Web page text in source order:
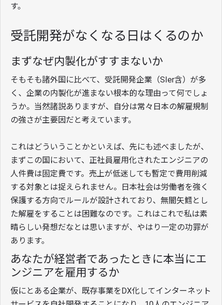
す。
受託開発がなくなる日はくるのか
まずなぜ内製化がすすまないか
そもそも諸外国に比べて、受託開発企業（SIer含）が多
く、企業の内製化が進まない根本的な理由って何でしょ
うか。当然諸説ありますが、自分は常々日本の解雇規制
の強さが主要因だと考えています。
これはどういうことかといえば、先にも述べましたが、
まずこの国において、正社員雇用化されたエンジニアの
人件費は固定費です。売上が低迷しても暫定で費用削減
する対象とは捉えられません。日本社会は労働者を強く
保護する方向でルールが設計されており、無闇矢鱈とし
た解雇をすることは困難なのです。これはこれで私は素
晴らしい発想だなとは思いますが、やはり一定の功罪が
あります。
あなたが経営者であったときに本当にエ
ンジニアを雇用するか
仮にとある企業が、既存事業をDX化してインターネット